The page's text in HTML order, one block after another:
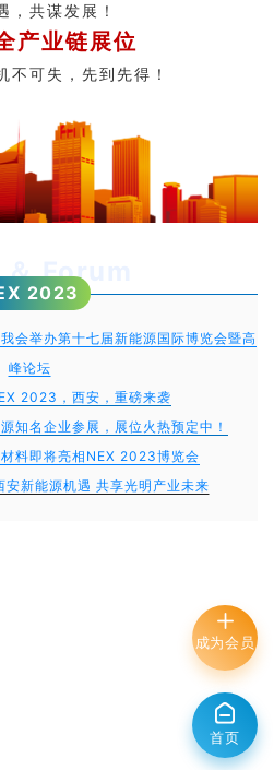
，共谋发展！
产业链展位
不可失，先到先得！
＆ Forum
2023
会举办第十七届新能源国际博览会暨高
峰论坛
2023，西安，重磅来袭
知名企业参展，展位火热预定中！
材料即将亮相NEX 2023博览会
安新能源机遇 共享光明产业未来
成为会员
首页